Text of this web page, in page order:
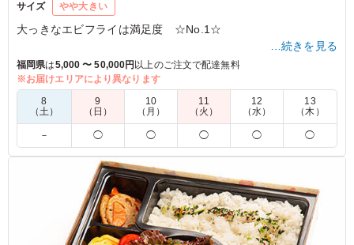
サイズ やや大きい
大っきなエビフライは満足度 ☆No.1☆
※現在、掲載写真の容器ではなく、長方形の容器を使用してお
ります。
4.5 福岡高校 紅梅会
名前の通り、とても大きなエビフライが2つも入ってお
り、ハンバーグまでついてこの価格はなかなか無いと思い
ます。私自身は食べておりませんが、スタッフに聞くとと
ても美味しかったとのことです。
ご利用シーン：－
福岡県福岡市博多区堅粕2025/11/23
…続きを見る
福岡県は5,000 〜 50,000円 以上のご注文で配達無料
※お届けエリアにより異なります
8
（土）
9
（日）
10
（月）
11
（火）
12
（水）
13
（木）
－ ◯ ◯ ◯ ◯ ◯